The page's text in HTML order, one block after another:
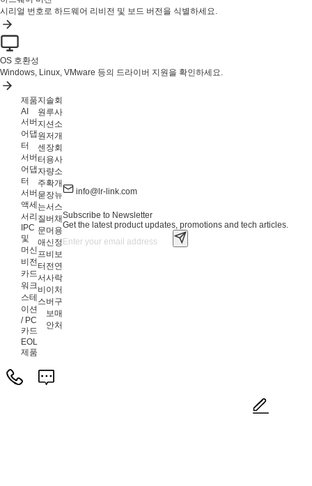
시리얼 번호로 하드웨어 리비전 및 보드 버전을 식별하세요.
OS 호환성
Windows, Linux, VMware 등의 드라이버 지원을 확인하세요.
제품
AI
서버
어댑
터
서버
어댑
터
서버
액세
서리
IPC
및
머신
비전
카드
워크
스테
이션
/ PC
카드
EOL
제품
지
원
지
원
센
터
자
주
묻
는
질
문
애
프
터
서
비
스
솔
루
션
저
장
용
량
확
장
서
버
머
신
비
전
사
이
버
보
안
회
사
소
개
회
사
소
개
뉴
스
채
용
정
보
연
락
처
구
매
처
info@lr-link.com
Subscribe to Newsletter
Get the latest product updates, promotions and tech articles.